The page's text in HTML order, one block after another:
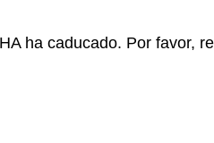
ha caducado. Por favor,